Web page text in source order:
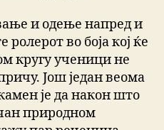
и одење напред и
ролерот во боја кој ќе
кругу ученици не
Још један веома
је да након што
природном